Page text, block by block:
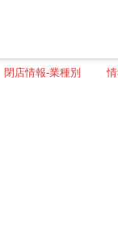
閉店情報-業種別